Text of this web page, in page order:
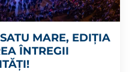
MARE, EDIȚIA
ÎNTREGII